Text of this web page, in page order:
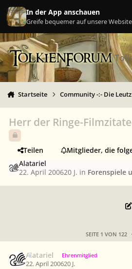
Zu Inhalt springen
In der App anschauen
Greife bequemer auf unsere
Startseite Community -:- Die
Herr der Ringe-
Teilen
Mitglieder, die
Alatariel
22. April 200620 J. in Forenspiele
SEITE 1 VON 122
Alatariel Ehrenmitglied
22. April 200620 J.